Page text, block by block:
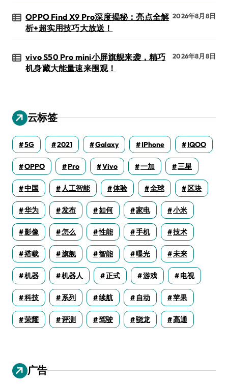
OPPO Find X9 Pro深度揭秘：亮点全解
析+超实用技巧大放送！
2026年8月8日
vivo S50 Pro mini小屏旗舰来袭，精巧
机身藏大能量速来围观！
2026年8月8日
云标签
5G 2021 Galaxy IPhone IQOO
OPPO Pro Vivo 一加 三星
中国 人工智能 体验 全球 区块
华为 发布 如何 家电 小米
影像 怎么 性能 手机 技术
搭载 旗舰 智能 曝光 未来
机器 机器人 正式 游戏 电视
科技 系列 续航 自动 苹果
荣耀 评测 驾驶 骁龙 高通
广告